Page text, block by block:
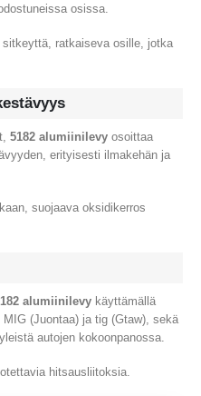
osissa.
ratkaiseva osille, jotka
5182 alumiinilevy osoittaa
erityisesti ilmakehän ja
suojaava oksidikerros
alumiinilevy käyttämällä
(Juontaa) ja tig (Gtaw), sekä
autojen kokoonpanossa.
hitsausliitoksia.